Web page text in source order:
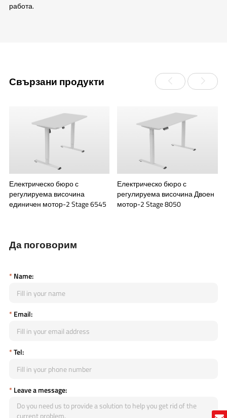
работа.
Свързани продукти
Електрическо бюро с
регулируема височина
единичен мотор-2 Stage 6545
Електрическо бюро с
регулируема височина Двоен
мотор-2 Stage 8050
Да поговорим
*Name:
*Email:
*Tel:
*Leave a message: